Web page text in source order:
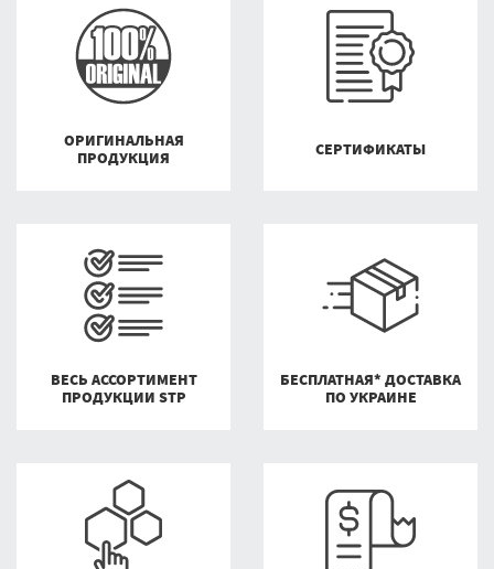
ОРИГИНАЛЬНАЯ
ПРОДУКЦИЯ
СЕРТИФИКАТЫ
ВЕСЬ АССОРТИМЕНТ
ПРОДУКЦИИ STP
БЕСПЛАТНАЯ* ДОСТАВКА
ПО УКРАИНЕ